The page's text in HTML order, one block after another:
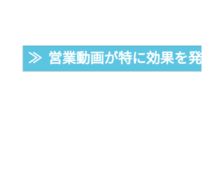
≫  営業動画が特に効果を発揮